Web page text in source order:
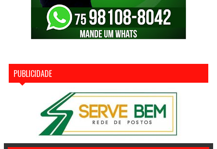
PUBLICIDADE